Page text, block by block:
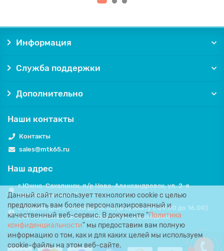
Данный сайт использует технологию cookie с целью
предложить вам более персонализированный и
качественный веб-сервис. В документе "Политика
конфиденциальности" мы предоставим вам полную
информацию о том, как и для каких целей мы используем
cookie-файлы на этом веб-сайте.
Информация
Служба поддержки
Дополнительно
Наши контакты
Контакты
sales@mtk65.ru
Наш адрес
г.Южно-Сахалинск, п/р Ново-Александровск, ул. 2-я
Красносельская, 7.
в будние дни с 09.00 до 18.00 (в субботу с 09.00 до 16.00)
без перерыва на обед. Воскресенье выходной